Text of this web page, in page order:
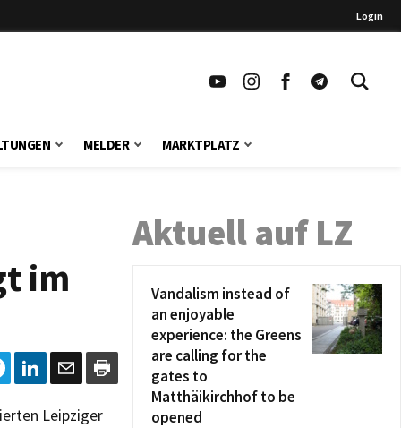
Login
MELDER MARKTPLATZ
im
Leipziger
Aktuell auf LZ
Vandalism instead of
an enjoyable
experience: the Greens
are calling for the
gates to
Matthäikirchhof to be
opened